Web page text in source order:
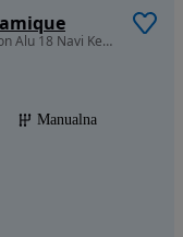
1997 cm3 • 140 KM • 2.0 140KM Benzyna Xenon Alu 18 Navi Keyless PIĘKNA Hak
Manualna